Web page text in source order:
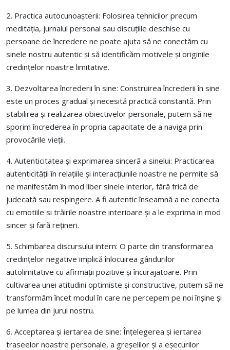
2. Practica autocunoașterii: Folosirea tehnicilor precum
meditația, jurnalul personal sau discuțiile deschise cu
persoane de încredere ne poate ajuta să ne conectăm cu
sinele nostru autentic și să identificăm motivele și originile
credințelor noastre limitative.
3. Dezvoltarea încrederii în sine: Construirea încrederii în sine
este un proces gradual și necesită practică constantă. Prin
stabilirea și realizarea obiectivelor personale, putem să ne
sporim încrederea în propria capacitate de a naviga prin
provocările vieții.
4. Autenticitatea și exprimarea sinceră a sinelui: Practicarea
autenticității în relațiile și interacțiunile noastre ne permite să
ne manifestăm în mod liber sinele interior, fără frică de
judecată sau respingere. A fi autentic înseamnă a ne conecta
cu emotiile si trăirile noastre interioare și a le exprima in mod
sincer și fară rețineri.
5. Schimbarea discursului intern: O parte din transformarea
credințelor negative implică înlocuirea gândurilor
autolimitative cu afirmații pozitive și încurajatoare. Prin
cultivarea unei atitudini optimiste și constructive, putem să ne
transformăm încet modul în care ne percepem pe noi înșine și
pe lumea din jurul nostru.
6. Acceptarea și iertarea de sine: Înțelegerea și iertarea
traseelor noastre personale, a greșelilor și a eșecurilor